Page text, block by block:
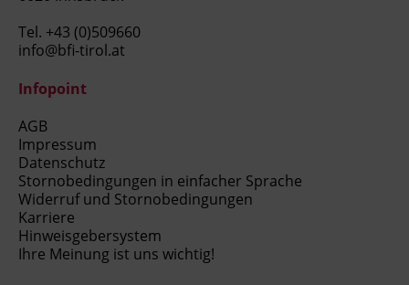
Tel. +43 (0)509660
info@bfi-tirol.at
Infopoint
AGB
Impressum
Datenschutz
Stornobedingungen in einfacher Sprache
Widerruf und Stornobedingungen
Karriere
Hinweisgebersystem
Ihre Meinung ist uns wichtig!